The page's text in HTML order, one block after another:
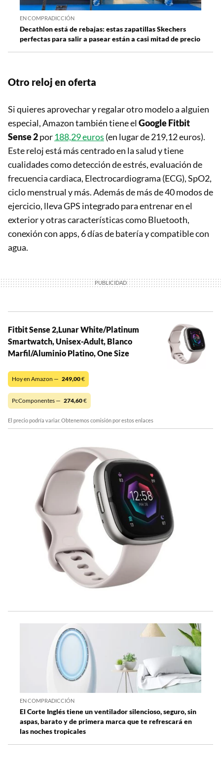
EN COMPRADICCIÓN
Decathlon está de rebajas: estas zapatillas Skechers
perfectas para salir a pasear están a casi mitad de precio
Otro reloj en oferta
Si quieres aprovechar y regalar otro modelo a alguien
especial, Amazon también tiene el Google Fitbit
Sense 2por 188,29 euros (en lugar de 219,12 euros).
Este reloj está más centrado en la salud y tiene
cualidades como detección de estrés, evaluación de
frecuencia cardiaca, Electrocardiograma (ECG), SpO2,
ciclo menstrual y más. Además de más de 40 modos de
ejercicio, lleva GPS integrado para entrenar en el
exterior y otras características como Bluetooth,
conexión con apps, 6 días de batería y compatible con
agua.
Fitbit Sense 2,Lunar White/Platinum
Smartwatch, Unisex-Adult, Blanco
Marfil/Aluminio Platino, One Size
Hoy en Amazon — 249,00€
PcComponentes — 274,60€
El precio podría variar. Obtenemos comisión por estos enlaces
EN COMPRADICCIÓN
El Corte Inglés tiene un ventilador silencioso, seguro, sin
aspas, barato y de primera marca que te refrescará en
las noches tropicales